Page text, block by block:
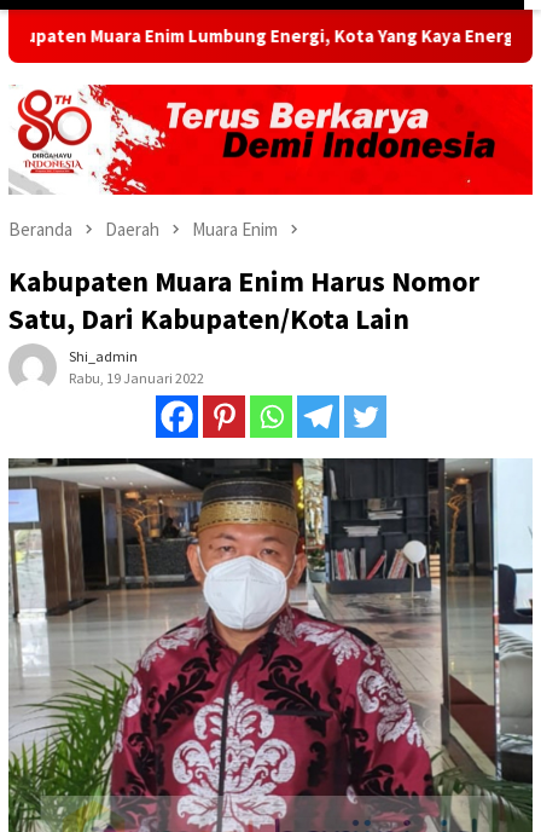
Enim Lumbung Energi, Kota Yang Kaya Energi Justru
Beranda Daerah Muara Enim
Kabupaten Muara Enim Harus Nomor
Satu, Dari Kabupaten/Kota Lain
Shi_admin
Rabu, 19 Januari 2022